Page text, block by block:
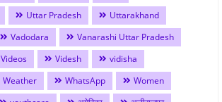
Uttar Pradesh
Uttarakhand
Vadodara
Vanarashi Uttar Pradesh
Videos Videsh
vidisha
Weather WhatsApp
Women